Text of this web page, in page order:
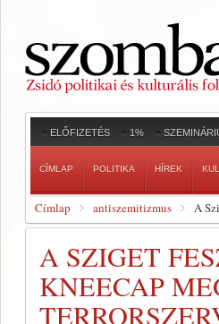
ELŐFIZETÉS 1%
CÍMLAP POLITIKA HÍREK
Címlap antiszemitizmus A
A SZIGET
KNEECAP